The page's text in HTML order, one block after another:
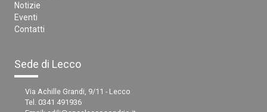
Notizie
Eventi
Contatti
Sede di Lecco
Via Achille Grandi, 9/11 - Lecco
Tel. 0341 491936